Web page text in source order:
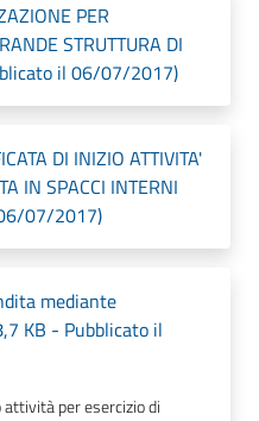
PER
STRUTTURA DI
il 06/07/2017)
DI INIZIO ATTIVITA'
IN SPACCI INTERNI
07/2017)
mediante
KB - Pubblicato il
per esercizio di